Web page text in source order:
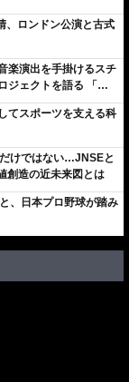
、ロンドン公演と古式
楽演出を手掛けるスチ
ジェクトを語る 「楽
曲線だから」
てスポーツを支える科
けではない…JNSEと
創造の近未来図とは
、日本プロ野球が踏み